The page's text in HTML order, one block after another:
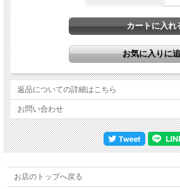
返品についての詳細はこちら
お問い合わせ
お店のトップへ戻る